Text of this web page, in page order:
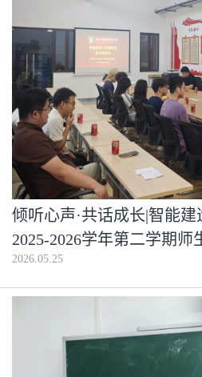
倾听心声·共话成长|智能
2025-2026学年第二学期师
2026.05.25